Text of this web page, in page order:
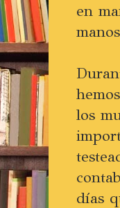
en
los
días